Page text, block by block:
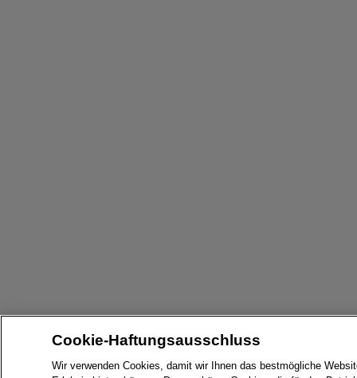
Cookie-Haftungsausschluss
Wir verwenden Cookies, damit wir Ihnen das bestmögliche